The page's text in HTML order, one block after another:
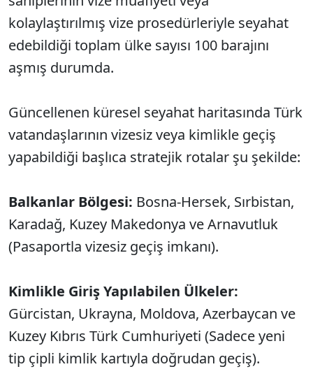
kolaylaştırılmış vize prosedürleriyle seyahat
edebildiği toplam ülke sayısı 100 barajını
aşmış durumda.
Güncellenen küresel seyahat haritasında Türk
vatandaşlarının vizesiz veya kimlikle geçiş
yapabildiği başlıca stratejik rotalar şu şekilde:
Balkanlar Bölgesi: Bosna-Hersek, Sırbistan,
Karadağ, Kuzey Makedonya ve Arnavutluk
(Pasaportla vizesiz geçiş imkanı).
Kimlikle Giriş Yapılabilen Ülkeler:
Gürcistan, Ukrayna, Moldova, Azerbaycan ve
Kuzey Kıbrıs Türk Cumhuriyeti (Sadece yeni
tip çipli kimlik kartıyla doğrudan geçiş).